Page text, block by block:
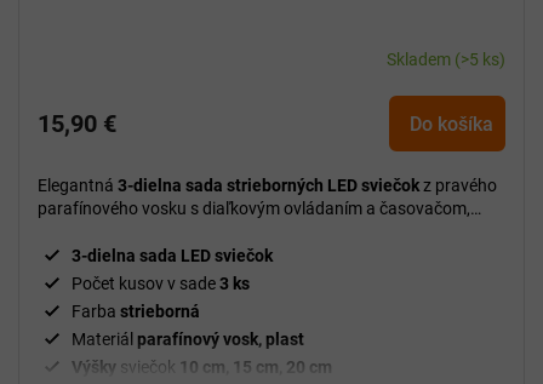
Skladem (>5 ks)
15,90 € Do košíka
Elegantná 3-dielna sada strieborných LED sviečokz pravého
parafínového vosku s diaľkovým ovládaním a časovačom,
neporiadku.
3-dielna sada LED sviečok
Počet kusov v sade3 ks
Farba strieborná
Materiál parafínový vosk, plast
Výšky sviečok 10 cm, 15 cm, 20 cm